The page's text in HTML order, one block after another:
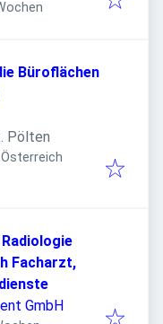
Büroflächen
Pölten
Facharzt,
GmbH